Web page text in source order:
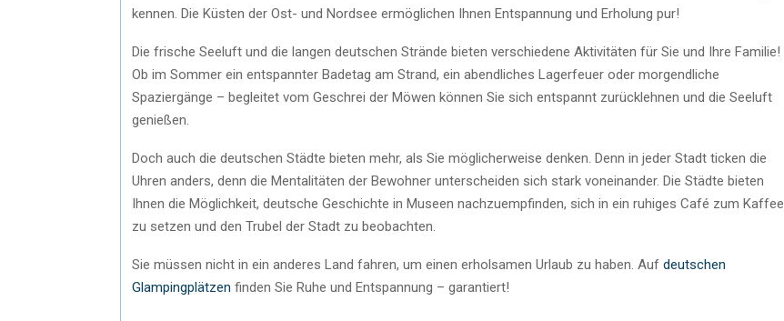
kennen. Die Küsten der Ost- und Nordsee ermöglichen Ihnen Entspannung und Erholung pur!
Die frische Seeluft und die langen deutschen Strände bieten verschiedene Aktivitäten für Sie und Ihre Familie!
Ob im Sommer ein entspannter Badetag am Strand, ein abendliches Lagerfeuer oder morgendliche
Spaziergänge – begleitet vom Geschrei der Möwen können Sie sich entspannt zurücklehnen und die Seeluft
genießen.
Doch auch die deutschen Städte bieten mehr, als Sie möglicherweise denken. Denn in jeder Stadt ticken die
Uhren anders, denn die Mentalitäten der Bewohner unterscheiden sich stark voneinander. Die Städte bieten
Ihnen die Möglichkeit, deutsche Geschichte in Museen nachzuempfinden, sich in ein ruhiges Café zum Kaffee
zu setzen und den Trubel der Stadt zu beobachten.
Sie müssen nicht in ein anderes Land fahren, um einen erholsamen Urlaub zu haben. Auf deutschen
Glampingplätzen finden Sie Ruhe und Entspannung – garantiert!